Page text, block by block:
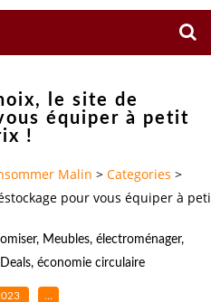
le site de
équiper à petit
!
Malin > Categories >
pour vous équiper à
, Meubles, électroménager,
Deals, économie circulaire
…